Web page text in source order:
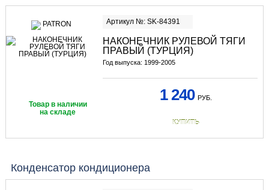
Артикул №: SK-84391
НАКОНЕЧНИК РУЛЕВОЙ ТЯГИ
ПРАВЫЙ (ТУРЦИЯ)
Год выпуска: 1999-2005
Товар в наличии
на складе
1 240 РУБ.
КУПИТЬ
Конденсатор кондиционера